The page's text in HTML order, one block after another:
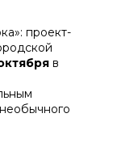
проект-
в